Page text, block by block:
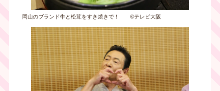
岡山のブランド牛と松茸をすき焼きで！ ©テレビ大阪